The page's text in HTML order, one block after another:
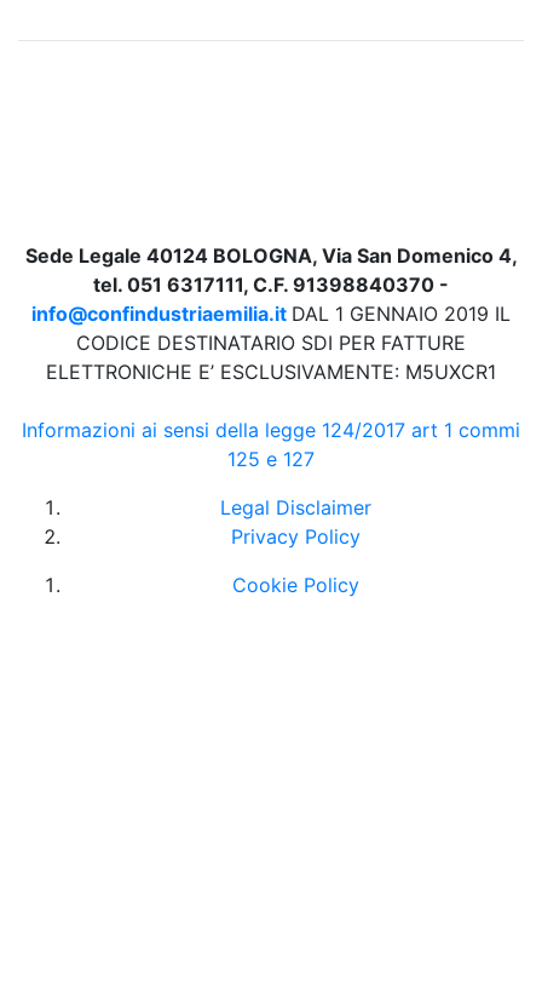
Sede Legale 40124 BOLOGNA, Via San Domenico 4,
tel. 051 6317111, C.F. 91398840370 -
info@confindustriaemilia.it DAL 1 GENNAIO 2019 IL
CODICE DESTINATARIO SDI PER FATTURE
ELETTRONICHE E’ ESCLUSIVAMENTE: M5UXCR1
Informazioni ai sensi della legge 124/2017 art 1 commi
125 e 127
Legal Disclaimer
Privacy Policy
Cookie Policy